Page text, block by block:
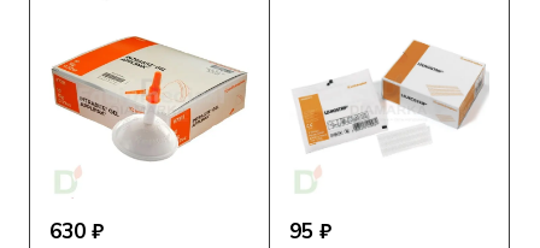
630 ₽ 95 ₽